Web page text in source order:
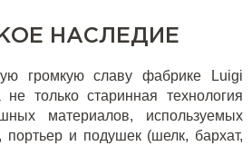
НАСЛЕДИЕ
громкую славу фабрике Luigi
только старинная технология
материалов, используемых
и подушек (шелк, бархат,